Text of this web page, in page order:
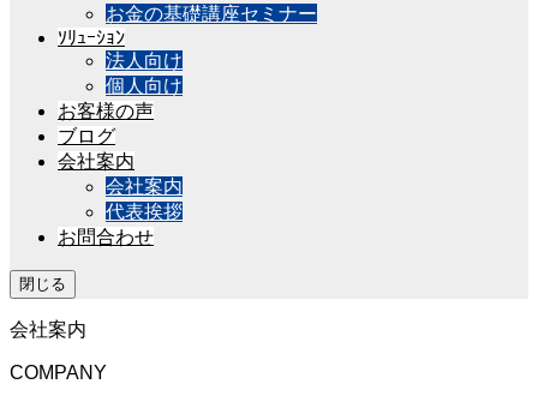
お金の基礎講座セミナー
ｿﾘｭｰｼｮﾝ
法人向け
個人向け
お客様の声
ブログ
会社案内
会社案内
代表挨拶
お問合わせ
閉じる
会社案内
COMPANY